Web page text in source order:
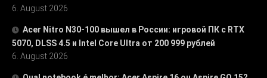
6. August 2026
Acer Nitro N30-100 вышел в России: игровой ПК с RTX
5070, DLSS 4.5 и Intel Core Ultra от 200 999 рублей
6. August 2026